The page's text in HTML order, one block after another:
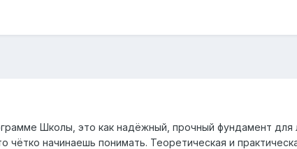
Школы, это как надёжный, прочный фундамент
чётко начинаешь понимать. Теоретическая и